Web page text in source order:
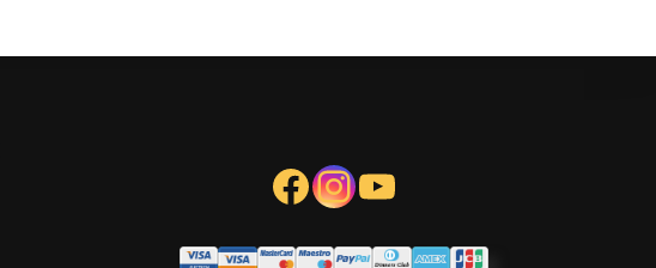
Facebook Instagram YouTube